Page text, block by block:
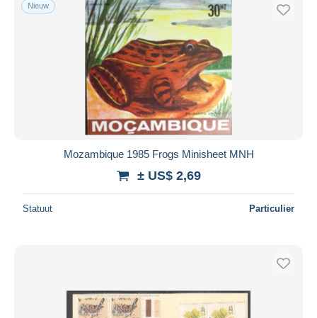
Nieuw
Mozambique 1985 Frogs Minisheet MNH
± US$ 2,69
Statuut Particulier